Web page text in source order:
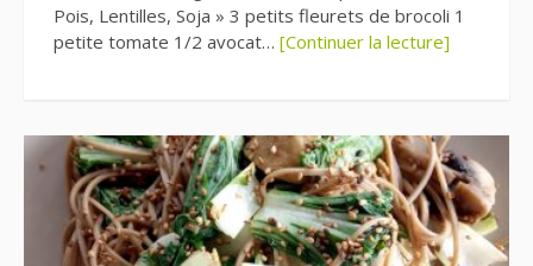
Pois, Lentilles, Soja » 3 petits fleurets de brocoli 1
petite tomate 1/2 avocat… [Continuer la lecture]